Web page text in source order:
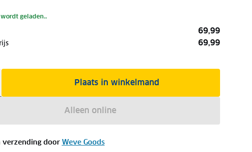
geladen..
69,99
69,99
Plaats in winkelmand
Alleen online
verzending door Weve Goods